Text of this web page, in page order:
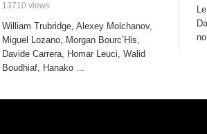
13710 views
William Trubridge, Alexey Molchanov,
Miguel Lozano, Morgan Bourc’His,
Davide Carrera, Homar Leuci, Walid
Boudhiaf, Hanako ...